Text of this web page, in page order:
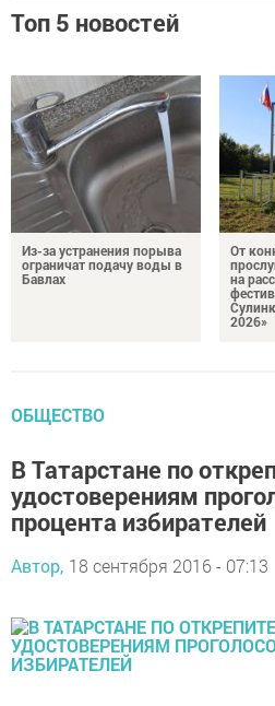
Топ 5 новостей
Из-за устранения порыва
ограничат подачу воды в
Бавлах
От
на
2026»
ОБЩЕСТВО
В Татарстане по
удостоверениям
процента избирателей
Автор, 18 сентября 2016 - 07:13